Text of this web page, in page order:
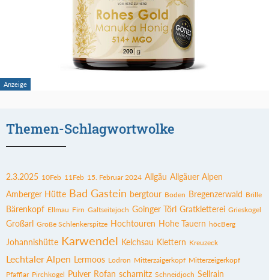
Themen-Schlagwortwolke
2.3.2025 10Feb 11Feb 15. Februar 2024 Allgäu Allgäuer Alpen
Amberger Hütte Bad Gastein bergtour Boden Bregenzerwald Brille
Bärenkopf Ellmau Firn Galtseitejoch Goinger Törl Gratkletterei Grieskogel
Großarl Große Schlenkerspitze Hochtouren Hohe Tauern höcBerg
Johannishütte Karwendel Kelchsau Klettern Kreuzeck
Lechtaler Alpen Lermoos Lodron Mitterzaigerkopf Mitterzeigerkopf
Pfafflar Pirchkogel Pulver Rofan scharnitz Schneidjoch Sellrain